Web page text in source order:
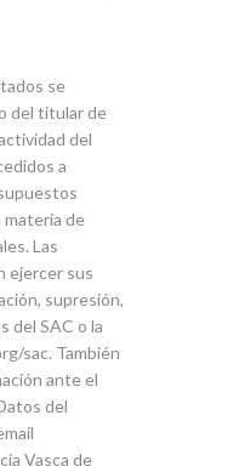
se
del titular de
del
a
materia de
Las
ejercer sus
supresión,
del SAC o la
sac. También
ante el
del
Vasca de